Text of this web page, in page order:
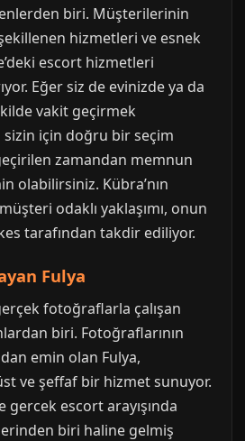
biri. Müşterilerinin
hizmetleri ve esnek
escort hizmetleri
Eğer siz de evinizde ya da
vakit geçirmek
sizin için doğru bir seçim
zamandan memnun
olabilirsiniz. Kübra’nın
odaklı yaklaşımı, onun
tarafından takdir ediliyor.
Fulya
fotoğraflarla çalışan
biri. Fotoğraflarının
emin olan Fulya,
ve şeffaf bir hizmet sunuyor.
gercek escort arayışında
biri haline gelmiş